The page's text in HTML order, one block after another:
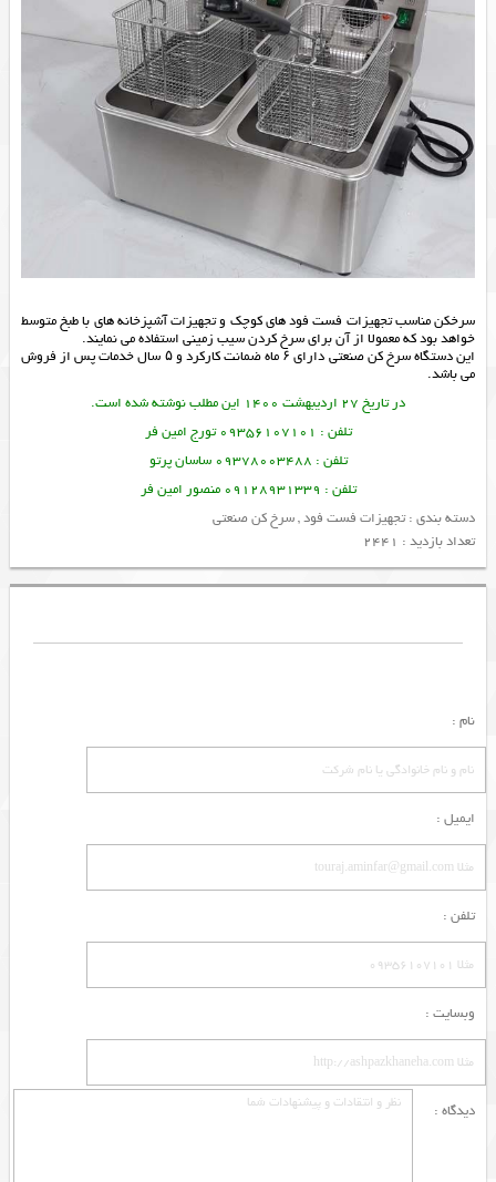
سرخکن مناسب تجهیزات فست فود های کوچک و تجهیزات آشپزخانه های با طبخ متوسط
خواهد بود که معمولا از آن برای سرخ کردن سیب زمینی استفاده می نمایند.
این دستگاه سرخ کن صنعتی دارای ۶ ماه ضمانت کارکرد و ۵ سال خدمات پس از فروش
می باشد.
در تاریخ 27 اردیبهشت 1400 این مطلب نوشته شده است.
تلفن : 09356107101 تورج امین فر
تلفن : 09378003488 ساسان پرتو
تلفن : 09128931339 منصور امین فر
دسته بندی :تجهیزات فست فود,سرخ کن صنعتی
تعداد بازدید : 2441
نام :
ایمیل :
تلفن :
وبسایت :
دیدگاه :